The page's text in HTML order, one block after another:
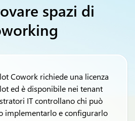
spazi di
Cowork richiede una licenza
ed è disponibile nei tenant
IT controllano chi può
implementarlo e configurarlo